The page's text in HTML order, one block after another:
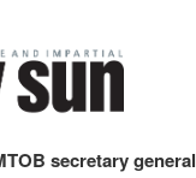
secretary general